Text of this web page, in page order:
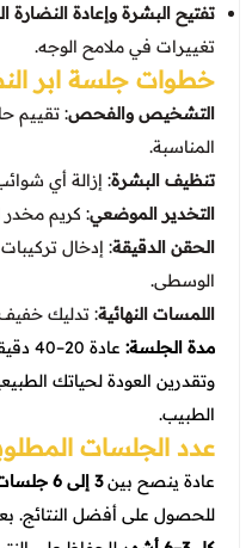
تفتيح البشرة وإعادة النضارة
تغييرات في ملامح الوجه.
خطوات جلسة ابر
التشخيص والفحص: تقييم
المناسبة.
تنظيف البشرة: إزالة أي
التخدير الموضعي : كريم مخدر
الحقن الدقيقة: إدخال تركيبات
الوسطى.
اللمسات النهائية: تدليك خفيف
مدة الجلسة:
عادة
وتقدرين العودة لحياتك
الطبيب.
عدد الجلسات
عادة ينصح بين3 إلى 6 جلسات
للحصول على أفضل النتائج.